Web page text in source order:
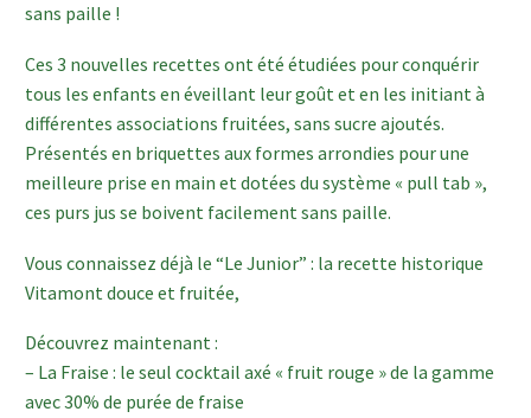
sans paille !
Ces 3 nouvelles recettes ont été étudiées pour conquérir
tous les enfants en éveillant leur goût et en les initiant à
différentes associations fruitées, sans sucre ajoutés.
Présentés en briquettes aux formes arrondies pour une
meilleure prise en main et dotées du système « pull tab »,
ces purs jus se boivent facilement sans paille.
Vous connaissez déjà le “Le Junior” : la recette historique
Vitamont douce et fruitée,
Découvrez maintenant :
– La Fraise : le seul cocktail axé « fruit rouge » de la gamme
avec 30% de purée de fraise